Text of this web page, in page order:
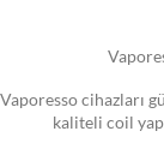
Vaporesso cihazları
kaliteli coil